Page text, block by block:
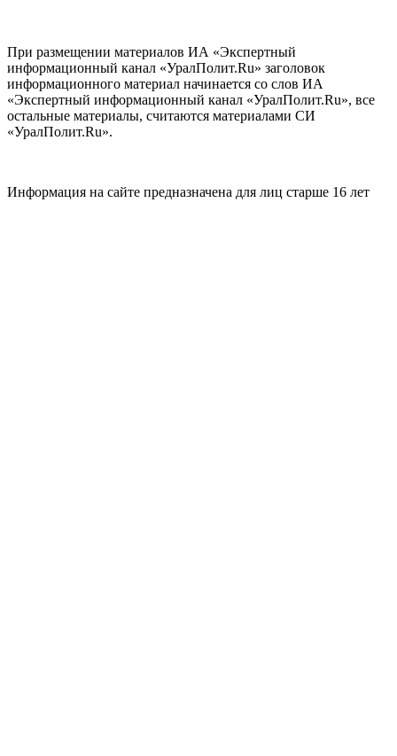
При размещении материалов ИА «Экспертный
информационный канал «УралПолит.Ru» заголовок
информационного материал начинается со слов ИА
«Экспертный информационный канал «УралПолит.Ru», все
остальные материалы, считаются материалами СИ
«УралПолит.Ru».
Информация на сайте предназначена для лиц старше 16 лет